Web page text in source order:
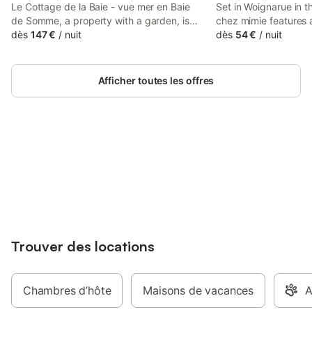
Le Cottage de la Baie - vue mer en Baie
de Somme, a property with a garden, is
located in Woignarue, 45 km from Dieppe
Dame de Bonsecours, as well as 44 km
dès 147 € / nuit
Set in Woignarue in
chez mimie features
WiFi and parking
property is non-
dès 54 € / nuit
Afficher toutes les offres
Trouver des locations
Chambres d’hôte Maisons de vacances